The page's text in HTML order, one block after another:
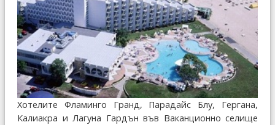
Хотелите Фламинго Гранд, Парадайс Блу, Гергана,
Калиакра и Лагуна Гардън във Ваканционно селище